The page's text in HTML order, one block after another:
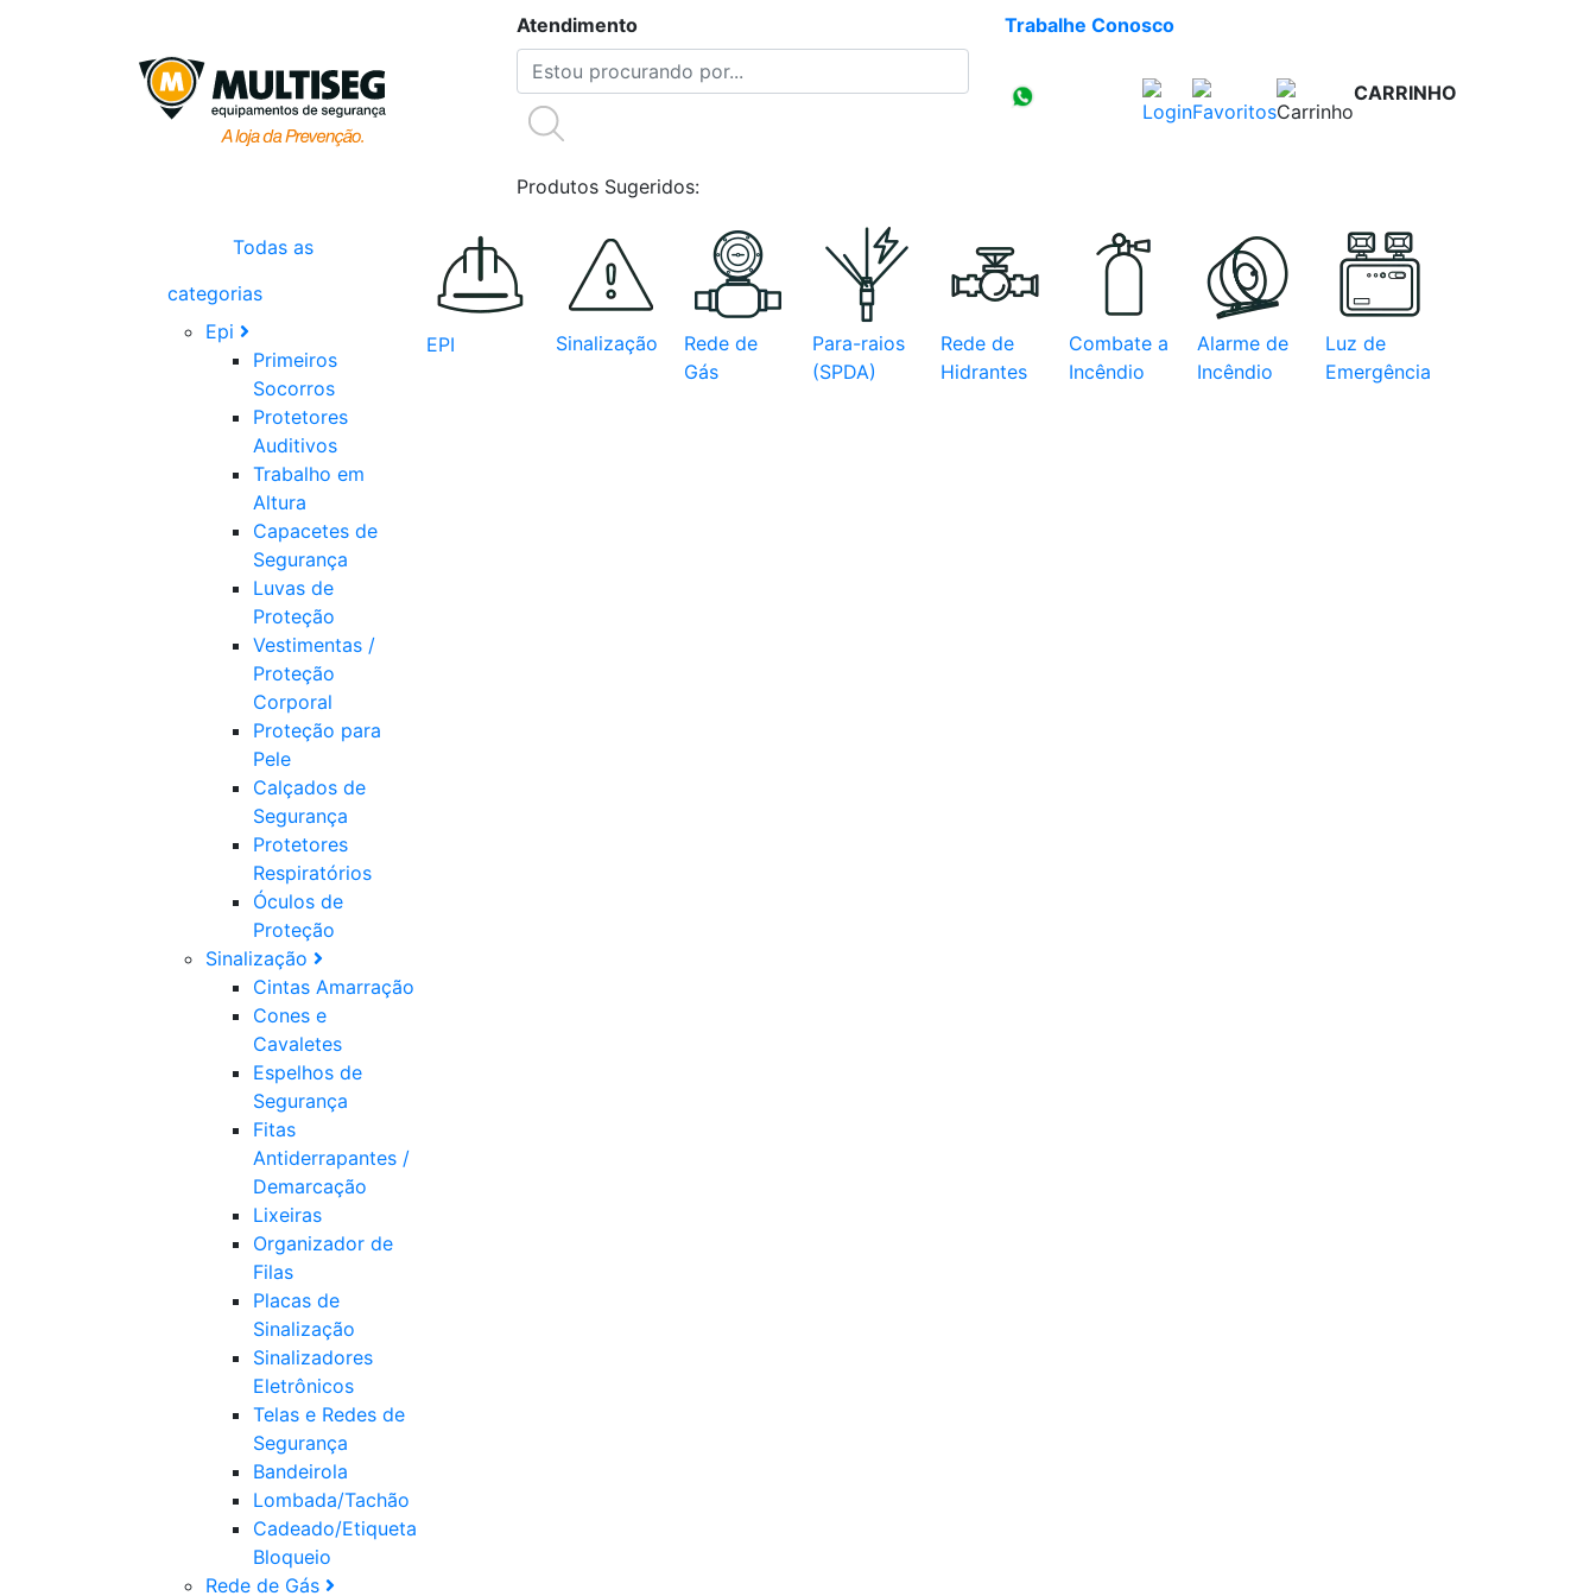
Atendimento Trabalhe Conosco
Produtos Sugeridos:
CARRINHO
Todas as
categorias
Epi
Primeiros
Socorros
Protetores
Auditivos
Trabalho em
Altura
Capacetes de
Segurança
Luvas de
Proteção
Vestimentas /
Proteção
Corporal
Proteção para
Pele
Calçados de
Segurança
Protetores
Respiratórios
Óculos de
Proteção
Sinalização
Cintas Amarração
Cones e
Cavaletes
Espelhos de
Segurança
Fitas
Antiderrapantes /
Demarcação
Lixeiras
Organizador de
Filas
Placas de
Sinalização
Sinalizadores
Eletrônicos
Telas e Redes de
Segurança
Bandeirola
Lombada/Tachão
Cadeado/Etiqueta
Bloqueio
Rede de Gás
EPI Sinalização
Rede de
Gás
Para-raios
(SPDA)
Rede de
Hidrantes
Combate a
Incêndio
Alarme de
Incêndio
Luz de
Emergência